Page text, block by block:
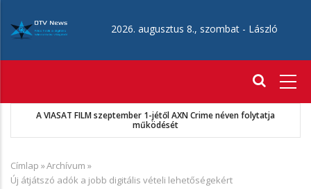
tartalomra
2026. augusztus 8., szombat - László
A VIASAT FILM szeptember 1-jétől AXN Crime néven folytatja
működését
Morzsa
Címlap »Archívum »
Új átjátszó adók a jobb digitális vételi lehetőségekért